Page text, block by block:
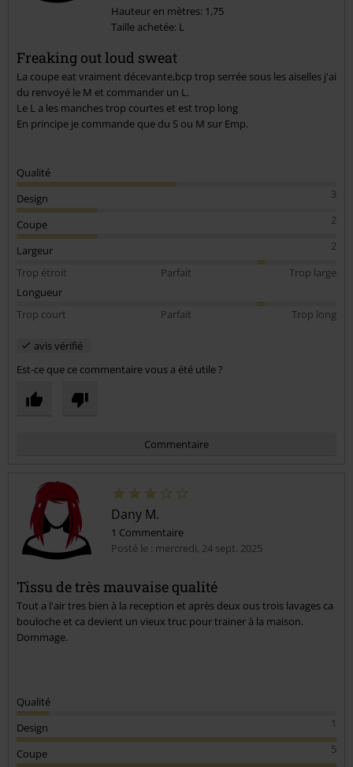
Hauteur en mètres: 1,75
Taille achetée: L
Freaking out loud sweat
La coupe eat vraiment décevante,bcp trop serrée sous les aiselles j'ai
du renvoyé le M et commander un L.
Le L a les manches trop courtes et est trop long
En principe je commande que du S ou M sur Emp.
Qualité
3
Design
2
Coupe
2
Largeur
Trop étroit
Parfait
Trop large
Longueur
Trop court
Parfait Trop long
avis vérifié
Est-ce que ce commentaire vous a été utile ?
Commentaire
Envoyer le commentaire
Dany M.
1 Commentaire
Posté le : mercredi, 24 sept. 2025
Tissu de très mauvaise qualité
Tout a l'air tres bien à la reception et après deux ous trois lavages ca
bouloche et ca devient un vieux truc pour trainer à la maison.
Dommage.
Qualité
1
Design
5
Coupe